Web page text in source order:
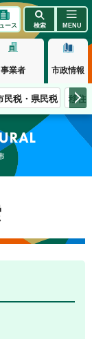
ース 検索 MENU
事業者 市政情報
民税・県民税 移住
市